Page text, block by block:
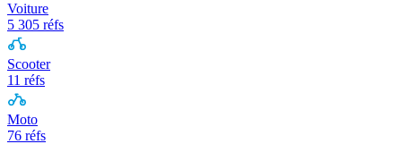
Voiture
5 305 réfs
Scooter
11 réfs
Moto
76 réfs